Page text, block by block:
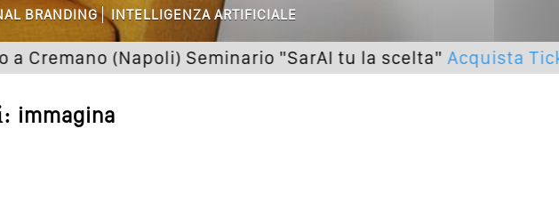
Di Valore O Solo Rumore…
Tutto Peggiorerà
Il Caso Delle Braccia Incrociate
BRANDING INTELLIGENZA ARTIFICIALE
(Napoli) Seminario "SarAI tu la scelta"Acquista Ticket
immagina